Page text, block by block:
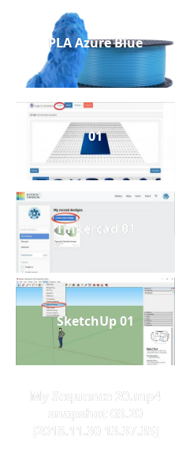
PLA Azure Blue
01
Tinkercad 01
SketchUp 01
My Sequence 20.mp4
snapshot 03.20
[2018.11.30 13.37.35]